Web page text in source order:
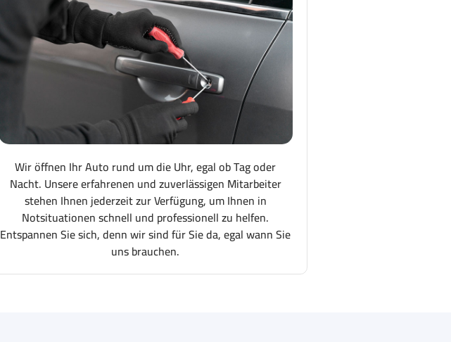
Wir öffnen Ihr Auto rund um die Uhr, egal ob Tag oder
Nacht. Unsere erfahrenen und zuverlässigen Mitarbeiter
stehen Ihnen jederzeit zur Verfügung, um Ihnen in
Notsituationen schnell und professionell zu helfen.
Entspannen Sie sich, denn wir sind für Sie da, egal wann Sie
uns brauchen.